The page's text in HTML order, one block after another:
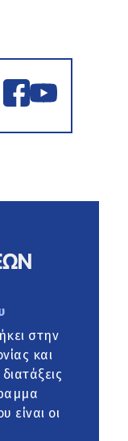
στην
και
είναι οι